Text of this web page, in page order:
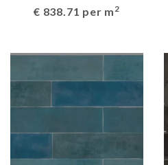
€ 838.71 per m2